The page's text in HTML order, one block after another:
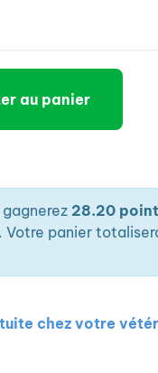
vertus apaisantes.
au panier
28.20
Votre panier
chez votre